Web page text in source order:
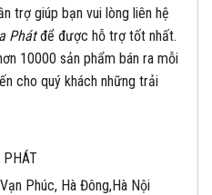
trợ giúp bạn vui lòng liên hệ
Phátđể được hỗ trợ tốt nhất.
10000 sản phẩm bán ra mỗi
cho quý khách những trải
PHÁT
Phúc, Hà Đông,Hà Nội